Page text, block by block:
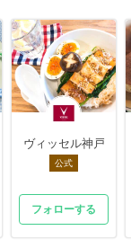
ヴィッセル神戸
公式
フォローする